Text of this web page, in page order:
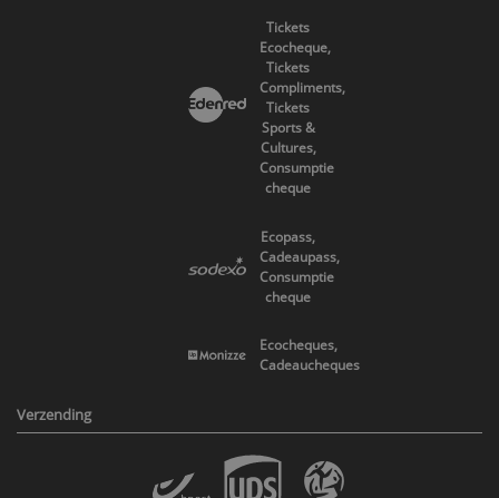
Tickets
Ecocheque,
Tickets
Compliments,
Tickets
Sports &
Cultures,
Consumptie
cheque
Ecopass,
Cadeaupass,
Consumptie
cheque
Ecocheques,
Cadeaucheques
Verzending